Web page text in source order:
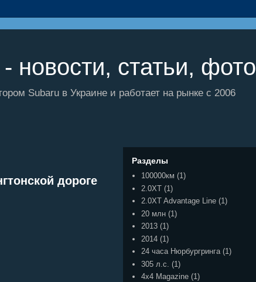
новости, статьи, фото
Subaru в Украине и работает на рынке с 2006
дороге
Разделы
100000км (1)
2.0XT (1)
2.0XT Advantage Line (1)
20 млн (1)
2013 (1)
2014 (1)
24 часа Нюрбургринга (1)
305 л.с.
(1)
4x4 Magazine (1)